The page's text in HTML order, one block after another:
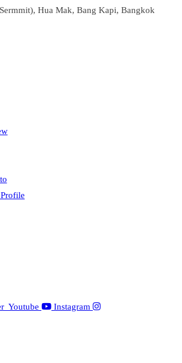
Hua Mak, Bang Kapi, Bangkok
Youtube Instagram